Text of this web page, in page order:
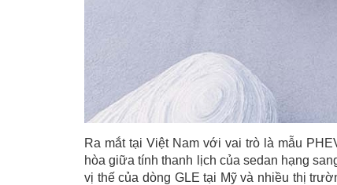
Ra mắt tại Việt Nam với vai trò là mẫu
hòa giữa tính thanh lịch của sedan hạng
vị thế của dòng GLE tại Mỹ và nhiều thị